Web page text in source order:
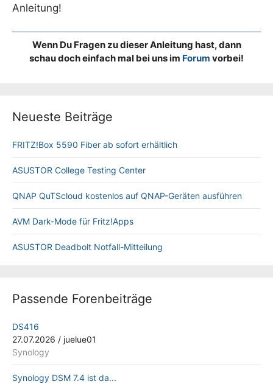
Anleitung!
Wenn Du Fragen zu dieser Anleitung hast, dann
schau doch einfach mal bei uns im Forum vorbei!
Neueste Beiträge
FRITZ!Box 5590 Fiber ab sofort erhältlich
ASUSTOR College Testing Center
QNAP QuTScloud kostenlos auf QNAP-Geräten ausführen
AVM Dark-Mode für Fritz!Apps
ASUSTOR Deadbolt Notfall-Mitteilung
Passende Forenbeiträge
DS416
27.07.2026 / juelue01
Synology
Synology DSM 7.4 ist da...